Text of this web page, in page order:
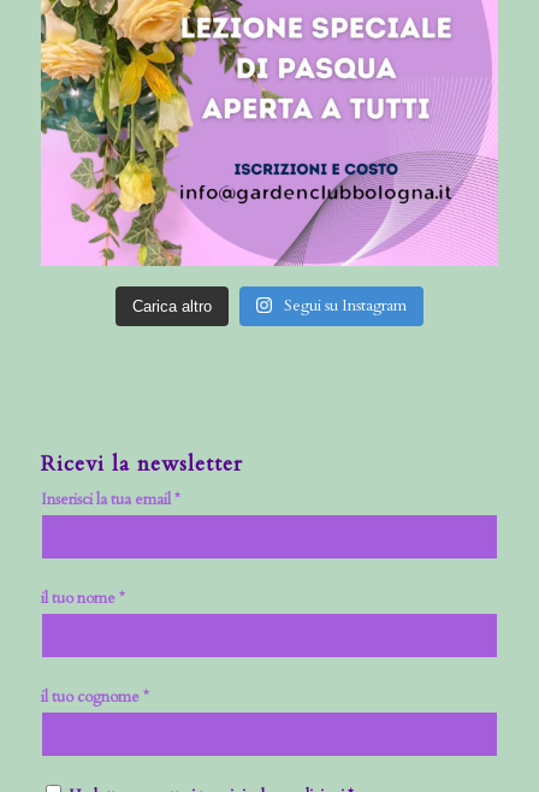
Carica altro Segui su Instagram
Ricevi la newsletter
Inserisci la tua email *
il tuo nome *
il tuo cognome *